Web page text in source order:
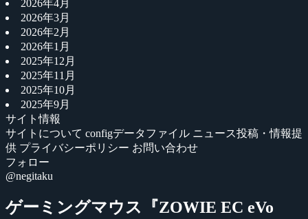
2026年4月
2026年3月
2026年2月
2026年1月
2025年12月
2025年11月
2025年10月
2025年9月
サイト情報
サイトについて configデータファイル ニュース投稿・情報提
供 プライバシーポリシー お問い合わせ
フォロー
@negitaku
ゲーミングマウス『ZOWIE EC eVo